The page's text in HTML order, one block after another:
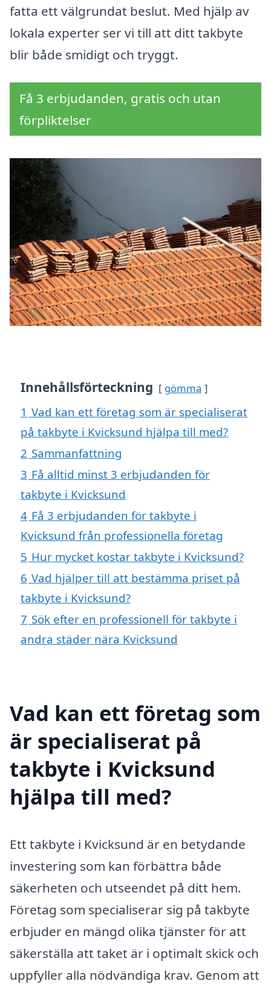
fatta ett välgrundat beslut. Med hjälp av
lokala experter ser vi till att ditt takbyte
blir både smidigt och tryggt.
Få 3 erbjudanden, gratis och utan
förpliktelser
Innehållsförteckning gömma
1 Vad kan ett företag som är specialiserat
på takbyte i Kvicksund hjälpa till med?
2 Sammanfattning
3 Få alltid minst 3 erbjudanden för
takbyte i Kvicksund
4 Få 3 erbjudanden för takbyte i
Kvicksund från professionella företag
5 Hur mycket kostar takbyte i Kvicksund?
6 Vad hjälper till att bestämma priset på
takbyte i Kvicksund?
7 Sök efter en professionell för takbyte i
andra städer nära Kvicksund
Vad kan ett företag som
är specialiserat på
takbyte i Kvicksund
hjälpa till med?
Ett takbyte i Kvicksund är en betydande
investering som kan förbättra både
säkerheten och utseendet på ditt hem.
Företag som specialiserar sig på takbyte
erbjuder en mängd olika tjänster för att
säkerställa att taket är i optimalt skick och
uppfyller alla nödvändiga krav. Genom att